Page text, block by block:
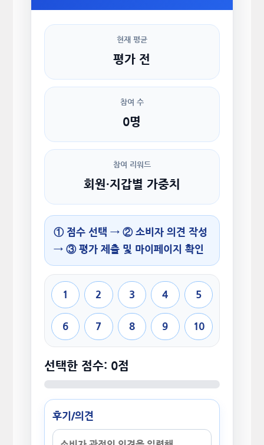
현재 평균
평가 전
참여 수
0명
참여 리워드
회원·지갑별 가중치
① 점수 선택 → ② 소비자 의견 작성
→ ③ 평가 제출 및 마이페이지 확인
1 2 3 4 5
6 7 8 9 10
선택한 점수: 0점
후기/의견